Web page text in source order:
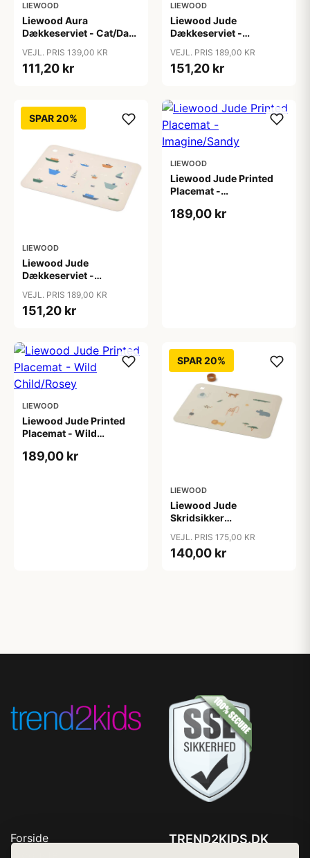
LIEWOOD
Liewood Aura
Dækkeserviet - Cat/Dark
VEJL. PRIS 139,00 KR
111,20 kr
LIEWOOD
Liewood Jude
Dækkeserviet -
VEJL. PRIS 189,00 KR
151,20 kr
SPAR 20%
LIEWOOD
Liewood Jude
Dækkeserviet -
VEJL. PRIS 189,00 KR
151,20 kr
LIEWOOD
Liewood Jude Printed
Placemat -
189,00 kr
LIEWOOD
Liewood Jude Printed
Placemat - Wild
189,00 kr
SPAR 20%
LIEWOOD
Liewood Jude
Skridsikker
Sandy Mix
VEJL. PRIS 175,00 KR
140,00 kr
Forside
TREND2KIDS.DK